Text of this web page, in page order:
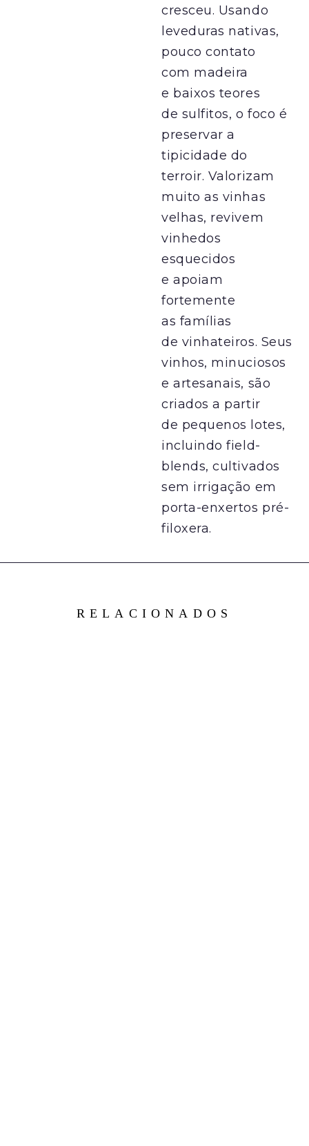
cresceu. Usando
leveduras nativas,
pouco contato
com madeira
e baixos teores
de sulfitos, o foco é
preservar a
tipicidade do
terroir. Valorizam
muito as vinhas
velhas, revivem
vinhedos
esquecidos
e apoiam
fortemente
as famílias
de vinhateiros. Seus
vinhos, minuciosos
e artesanais, são
criados a partir
de pequenos lotes,
incluindo field-
blends, cultivados
sem irrigação em
porta-enxertos pré-
filoxera.
RELACIONADOS